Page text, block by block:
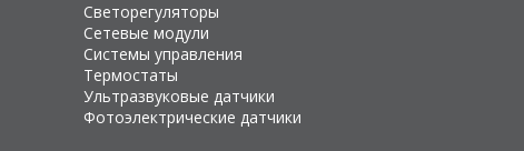
Светорегуляторы
Сетевые модули
Системы управления
Термостаты
Ультразвуковые датчики
Фотоэлектрические датчики